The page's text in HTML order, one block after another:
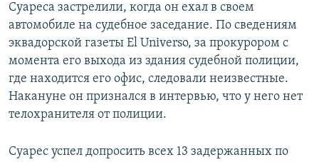
Суареса застрелили, когда он ехал в своем
автомобиле на судебное заседание. По сведениям
эквадорской газеты El Universo, за прокурором с
момента его выхода из здания судебной полиции,
где находится его офис, следовали неизвестные.
Накануне он признался в интервью, что у него нет
телохранителя от полиции.
Суарес успел допросить всех 13 задержанных по